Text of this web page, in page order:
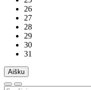
26
27
28
29
30
31
Aišku